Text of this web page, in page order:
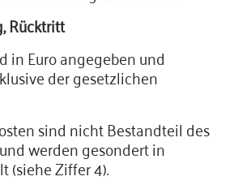
Rücktritt
in Euro angegeben und
der gesetzlichen
sind nicht Bestandteil des
werden gesondert in
(siehe Ziffer 4).